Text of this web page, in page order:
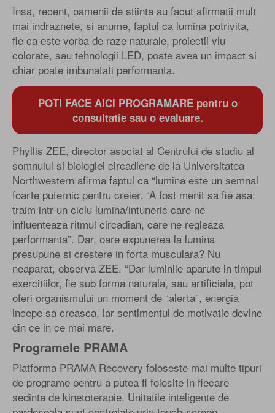
Insa, recent, oamenii de stiinta au facut afirmatii mult
mai indraznete, si anume, faptul ca lumina potrivita,
fie ca este vorba de raze naturale, proiectii viu
colorate, sau tehnologii LED, poate avea un impact si
chiar poate imbunatati performanta.
POTI FACE AICI PROGRAMARE pentru o
consultatie sau o evaluare.
Phyllis ZEE, director asociat al Centrului de studiu al
somnului si biologiei circadiene de la Universitatea
Northwestern afirma faptul ca “lumina este un semnal
foarte puternic pentru creier. “A fost menit sa fie asa:
traim intr-un ciclu lumina/intuneric care ne
influenteaza ritmul circadian, care ne regleaza
performanta”. Dar, oare expunerea la lumina
presupune si crestere in forta musculara? Nu
neaparat, observa ZEE. “Dar luminile aparute in timpul
exercitiilor, fie sub forma naturala, sau artificiala, pot
oferi organismului un moment de “alerta”, energia
incepe sa creasca, iar sentimentul de motivatie devine
din ce in ce mai mare.
Programele PRAMA
Platforma PRAMA Recovery foloseste mai multe tipuri
de programe pentru a putea fi folosite in fiecare
sedinta de kinetoterapie. Unitatile inteligente de